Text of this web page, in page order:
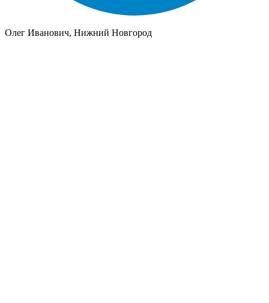
Олег Иванович, Нижний Новгород